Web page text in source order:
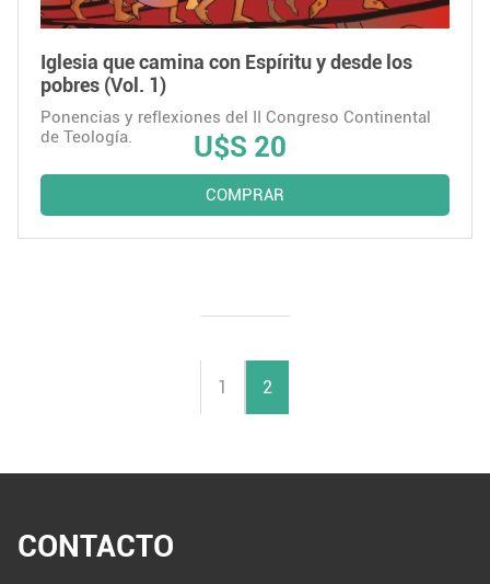
Iglesia que camina con Espíritu y desde los
pobres (Vol. 1)
Ponencias y reflexiones del II Congreso Continental
de Teología.
U$S 20
COMPRAR
1 2
CONTACTO